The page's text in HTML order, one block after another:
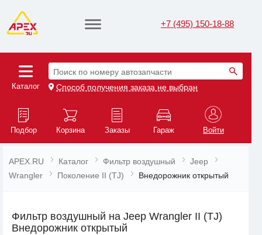
+7 (495) 150-18-88
Каталог
Поиск по номеру автозапчасти
Способ получения заказа не выбран
Подбор Корзина Заказы Гараж Войти
APEX.RU Каталог Фильтр воздушный
Jeep
Wrangler
Поколение II (TJ) Внедорожник открытый
Фильтр воздушный на Jeep Wrangler II (TJ)
Внедорожник открытый